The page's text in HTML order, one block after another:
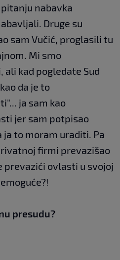
nabavka
Druge su
sam Vučić, proglasili tu
Mi smo
ali kad pogledate Sud
da je to
ja sam kao
jer sam potpisao
ja to moram uraditi. Pa
firmi prevazišao
prevazići ovlasti u svojoj
presudu?